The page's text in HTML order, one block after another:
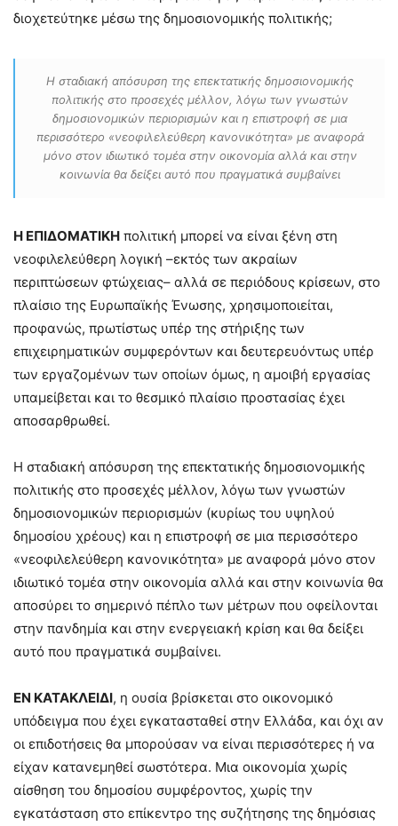
διοχετεύτηκε μέσω της δημοσιονομικής πολιτικής;
Η σταδιακή απόσυρση της επεκτατικής δημοσιονομικής
πολιτικής στο προσεχές μέλλον, λόγω των γνωστών
δημοσιονομικών περιορισμών και η επιστροφή σε μια
περισσότερο «νεοφιλελεύθερη κανονικότητα» με αναφορά
μόνο στον ιδιωτικό τομέα στην οικονομία αλλά και στην
κοινωνία θα δείξει αυτό που πραγματικά συμβαίνει
Η ΕΠΙΔΟΜΑΤΙΚΗ πολιτική μπορεί να είναι ξένη στη
νεοφιλελεύθερη λογική –εκτός των ακραίων
περιπτώσεων φτώχειας– αλλά σε περιόδους κρίσεων, στο
πλαίσιο της Ευρωπαϊκής Ένωσης, χρησιμοποιείται,
προφανώς, πρωτίστως υπέρ της στήριξης των
επιχειρηματικών συμφερόντων και δευτερευόντως υπέρ
των εργαζομένων των οποίων όμως, η αμοιβή εργασίας
υπαμείβεται και το θεσμικό πλαίσιο προστασίας έχει
αποσαρθρωθεί.
Η σταδιακή απόσυρση της επεκτατικής δημοσιονομικής
πολιτικής στο προσεχές μέλλον, λόγω των γνωστών
δημοσιονομικών περιορισμών (κυρίως του υψηλού
δημοσίου χρέους) και η επιστροφή σε μια περισσότερο
«νεοφιλελεύθερη κανονικότητα» με αναφορά μόνο στον
ιδιωτικό τομέα στην οικονομία αλλά και στην κοινωνία θα
αποσύρει το σημερινό πέπλο των μέτρων που οφείλονται
στην πανδημία και στην ενεργειακή κρίση και θα δείξει
αυτό που πραγματικά συμβαίνει.
ΕΝ ΚΑΤΑΚΛΕΙΔΙ, η ουσία βρίσκεται στο οικονομικό
υπόδειγμα που έχει εγκατασταθεί στην Ελλάδα, και όχι αν
οι επιδοτήσεις θα μπορούσαν να είναι περισσότερες ή να
είχαν κατανεμηθεί σωστότερα. Μια οικονομία χωρίς
αίσθηση του δημοσίου συμφέροντος, χωρίς την
εγκατάσταση στο επίκεντρο της συζήτησης της δημόσιας